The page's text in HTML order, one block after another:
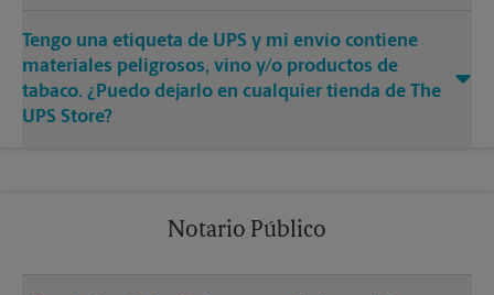
Tengo una etiqueta de UPS y mi envío contiene
materiales peligrosos, vino y/o productos de
tabaco. ¿Puedo dejarlo en cualquier tienda de The
UPS Store?
Notario Público